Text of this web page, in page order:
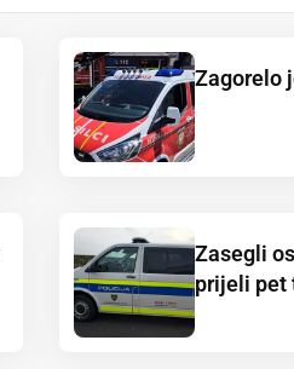
Zagorelo
Zasegli
prijeli pet